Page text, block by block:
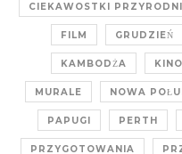
CIEKAWOSTKI
FILM GRUDZIEŃ
KAMBODŻA KINO
MURALE NOWA
PAPUGI PERTH
PRZYGOTOWANIA